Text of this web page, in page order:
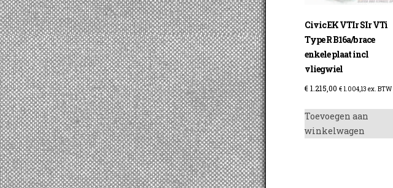
Civic EK VTIr SIr VTi
Type R B16a/b race
enkele plaat incl
vliegwiel
€1.215,00 € 1.004,13 ex. BTW
Toevoegen aan
winkelwagen